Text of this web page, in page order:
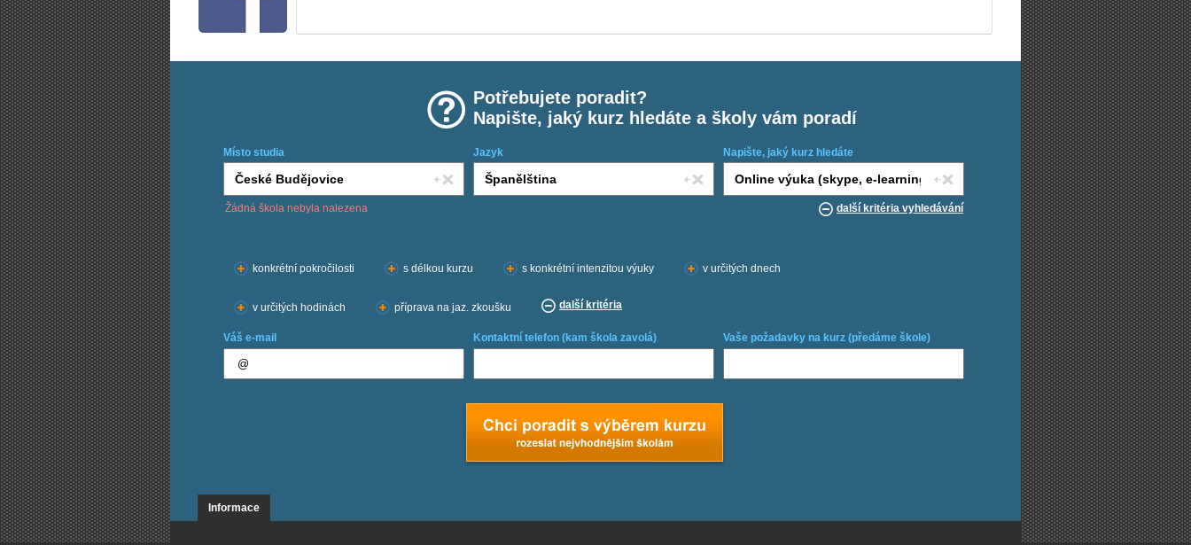
Potřebujete poradit?
Napište, jaký kurz hledáte a školy vám poradí
Místo studia Jazyk Napište, jaký kurz hledáte
Žádná škola nebyla nalezena další kritéria vyhledávání
konkrétní pokročilosti
s délkou kurzu s konkrétní intenzitou výuky v určitých dnech
v určitých hodinách příprava na jaz. zkoušku další kritéria
Váš e-mail Kontaktní telefon (kam škola zavolá) Vaše požadavky na kurz (předáme škole)
Informace